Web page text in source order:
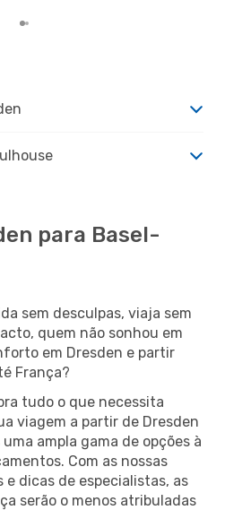
para Basel-
sem desculpas, viaja sem
quem não sonhou em
em Dresden e partir
França?
tudo o que necessita
viagem a partir de Dresden
ampla gama de opções à
Com as nossas
dicas de especialistas, as
serão o menos atribuladas